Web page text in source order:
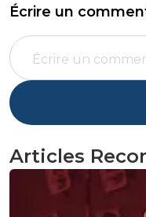
Écrire un
Articles